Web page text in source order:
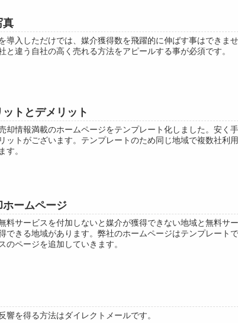
真
導入しただけでは、媒介獲得数を飛躍的に伸ばす事はできませ
と違う自社の高く売れる方法をアピールする事が必須です。
トとデメリット
却情報満載のホームページをテンプレート化しました。安く
ットがございます。テンプレートのため同じ地域で複数社利
す。
ームページ
料サービスを付加しないと媒介が獲得できない地域と無料サ
できる地域があります。弊社のホームページはテンプレート
のページを追加していきます。
響を得る方法はダイレクトメールです。